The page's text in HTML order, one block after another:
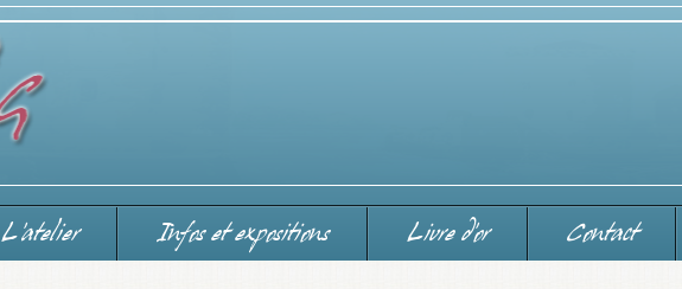
L'atelier Infos et expositions Livre d'or Contact